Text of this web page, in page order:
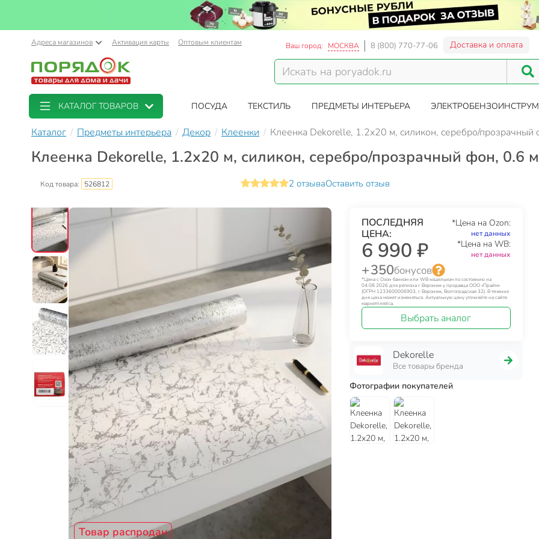
Адреса магазинов Активация карты Оптовым клиентам Ваш город: МОСКВА 8 (800) 770-77-06 Доставка и оплата
КАТАЛОГ ТОВАРОВ ПОСУДА ТЕКСТИЛЬ ПРЕДМЕТЫ ИНТЕРЬЕРА
Каталог Предметы интерьера Декор Клеенки Клеенка Dekorelle, 1.2х20 м, силикон, серебро/
Клеенка Dekorelle, 1.2х20 м, силикон, серебро/прозрачный фон, 0.6
Код товара: 526812 2 отзываОставить отзыв
Товар распродан
ПОСЛЕДНЯЯ
ЦЕНА:
6 990 ₽
*Цена на Ozon:
нет данных
*Цена на WB:
нет данных
+ 350бонусов
*Цена с Озон банком или WB кошельком по состоянию на
04.08.2026 для региона г. Воронеж у продавца ООО «Прайм»
(ОГРН 1233600006903, г. Воронеж, Волгоградская 32). В течение
дня цена может изменяться. Актуальную цену уточняйте на сайте
маркетплейса.
Выбрать аналог
Dekorelle
Все товары бренда
Фотографии покупателей